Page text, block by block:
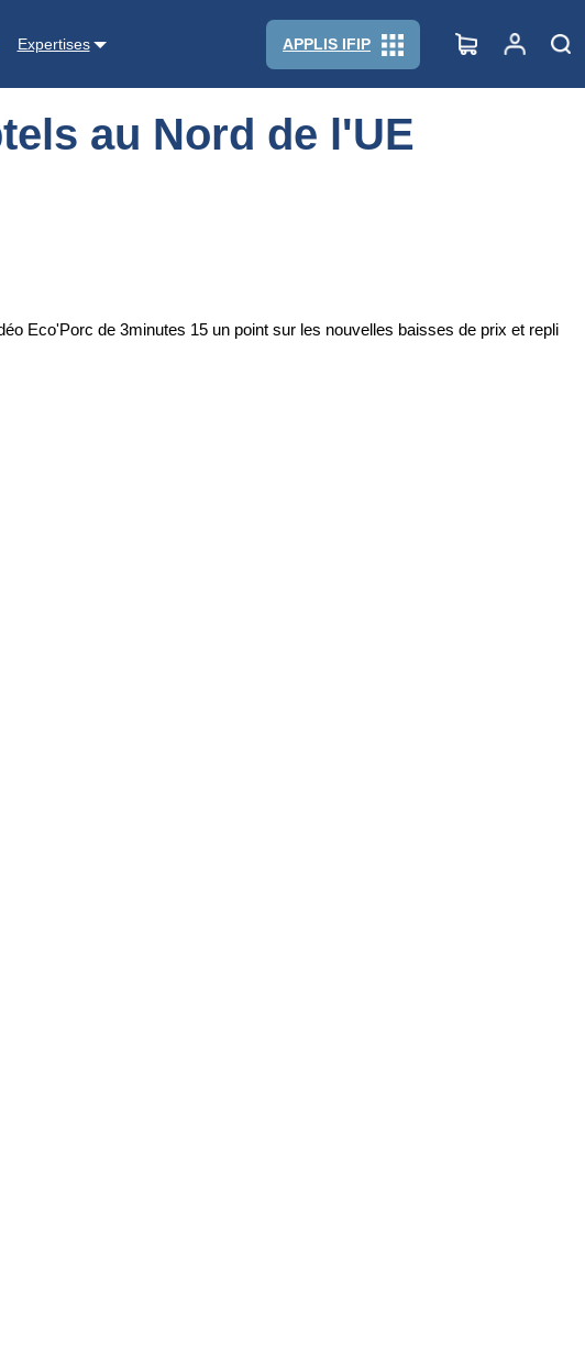
Expertises APPLIS IFIP
au Nord de l'UE
Eco'Porc de 3minutes 15 un point sur les nouvelles baisses de prix et repli